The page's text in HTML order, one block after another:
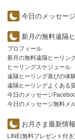
今日のメッセー
新月の無料遠隔
プロフィール
新月の無料遠隔ヒーリン
ヒーリングスケジュール
遠隔ヒーリング喜びの体
遠隔ヒーリングよくある
今日のメッセージ
今日のメッセージ無料メ
お月さま最新情報
LINE(無料プレゼント付き